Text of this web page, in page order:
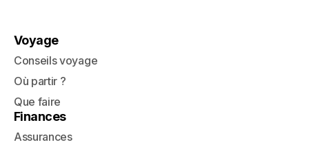
Voyage
Conseils voyage
Où partir ?
Que faire
Finances
Assurances